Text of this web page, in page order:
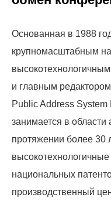
Основанная в 1988
крупномасштабным
и главным
Public Address System
занимается в области
протяжении более 30
национальных
производственный